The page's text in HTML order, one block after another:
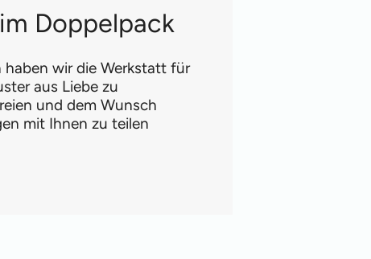
Doppelpack
haben wir die Werkstatt für
aus Liebe zu
und dem Wunsch
mit Ihnen zu teilen